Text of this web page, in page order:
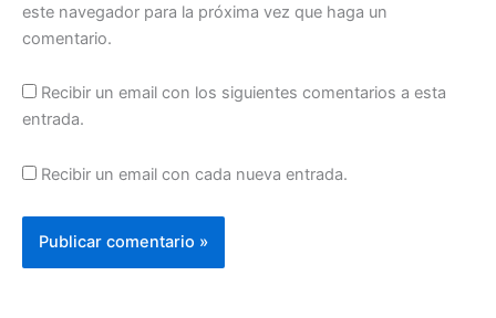
este navegador para la próxima vez que haga un
comentario.
Recibir un email con los siguientes comentarios a esta
entrada.
Recibir un email con cada nueva entrada.